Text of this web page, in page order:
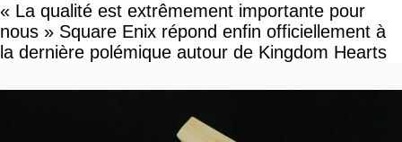
« La qualité est extrêmement importante pour
nous » Square Enix répond enfin officiellement à
la dernière polémique autour de Kingdom Hearts